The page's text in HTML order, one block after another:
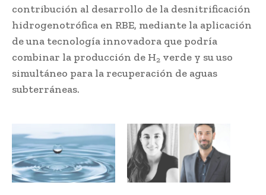
contribución al desarrollo de la desnitrificación
hidrogenotrófica en RBE, mediante la aplicación
de una tecnología innovadora que podría
combinar la producción de H2 verde y su uso
simultáneo para la recuperación de aguas
subterráneas.